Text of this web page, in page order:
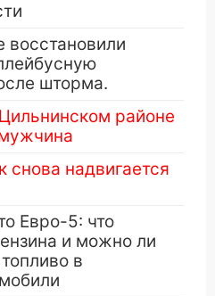
восстановили
шторма.
районе
снова надвигается
Евро-5: что
и можно ли
в